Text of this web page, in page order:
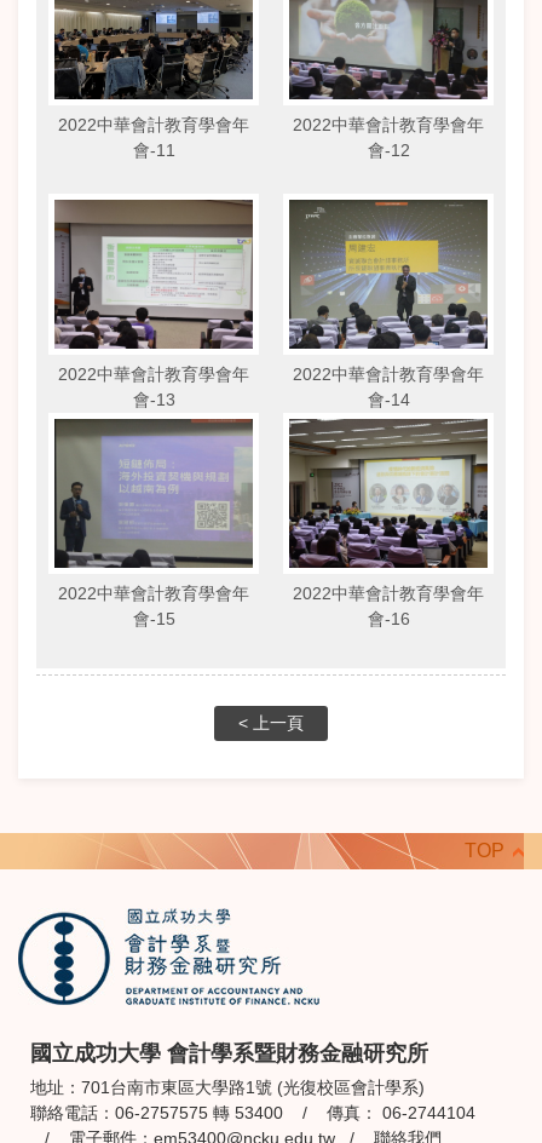
2022中華會計教育學會年
會-11
2022中華會計教育學會年
會-12
2022中華會計教育學會年
會-13
2022中華會計教育學會年
會-14
2022中華會計教育學會年
會-15
2022中華會計教育學會年
會-16
< 上一頁
TOP
國立成功大學 會計學系暨財務金融研究所
地址：701台南市東區大學路1號 (光復校區會計學系)
聯絡電話：06-2757575 轉 53400 / 傳真： 06-2744104
/ 電子郵件： em53400@ncku.edu.tw / 聯絡我們